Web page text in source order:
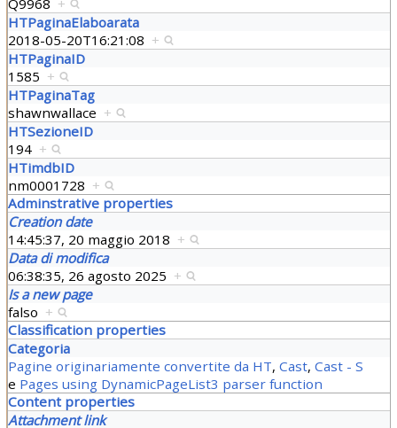
HTPaginaElaboarata
2018-05-20T16:21:08 +
HTPaginaID
1585 +
HTPaginaTag
shawnwallace +
HTSezioneID
194 +
HTimdbID
nm0001728 +
Adminstrative properties
Creation date
14:45:37, 20 maggio 2018 +
Data di modifica
06:38:35, 26 agosto 2025 +
Is a new page
falso +
Classification properties
Categoria
Pagine originariamente convertite da HT, Cast, Cast - S
e Pages using DynamicPageList3 parser function
Content properties
Attachment link